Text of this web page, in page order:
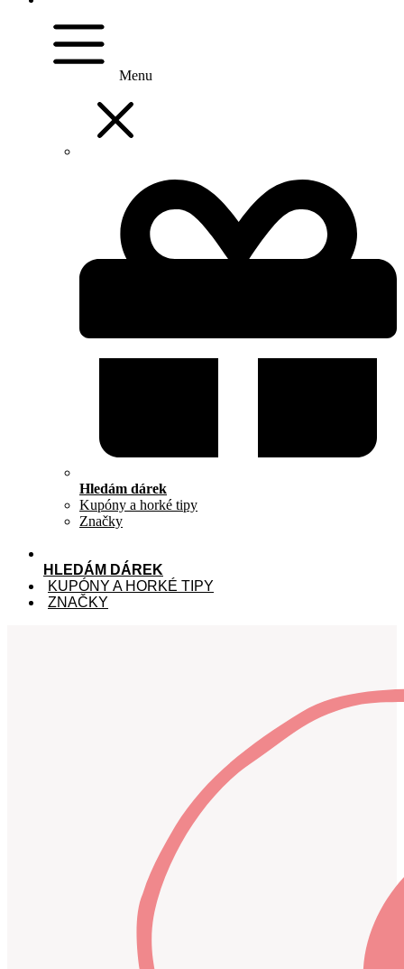
Menu
Hledám dárek
Kupóny a horké tipy
Značky
HLEDÁM DÁREK
KUPÓNY A HORKÉ TIPY
ZNAČKY